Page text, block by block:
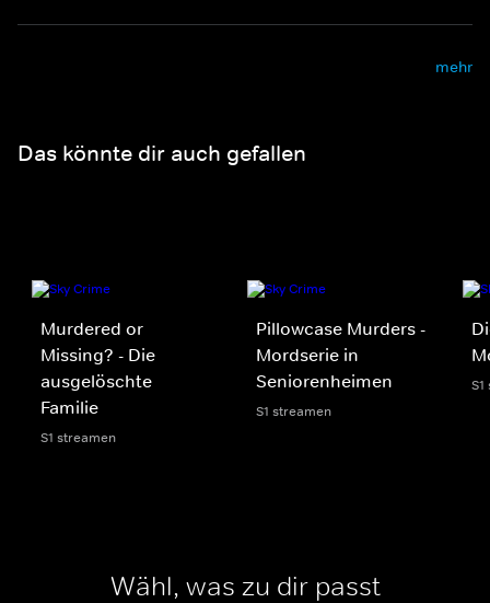
mehr
Das könnte dir auch gefallen
Murdered or
Missing? - Die
ausgelöschte
Familie
S1 streamen
Pillowcase Murders -
Mordserie in
Seniorenheimen
S1 streamen
Wähl, was zu dir passt